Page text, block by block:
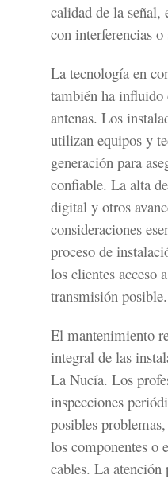
calidad de la señal,
con interferencias o
La tecnología en
también ha influido
antenas. Los
utilizan equipos y
generación para
confiable. La alta
digital y otros
consideraciones
proceso de
los clientes acceso
transmisión posible.
El mantenimiento
integral de las
La Nucía. Los
inspecciones
posibles
los componentes o
cables. La atención